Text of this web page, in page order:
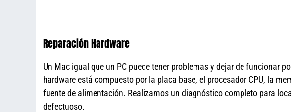
Reparación Hardware
Un Mac igual que un PC puede tener problemas y dejar de funcionar
hardware está compuesto por la placa base, el procesador CPU, la
fuente de alimentación. Realizamos un diagnóstico completo para
defectuoso.